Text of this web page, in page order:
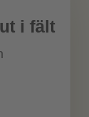
i fält